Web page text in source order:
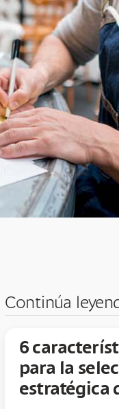
Continúa
6
para la
estratégica